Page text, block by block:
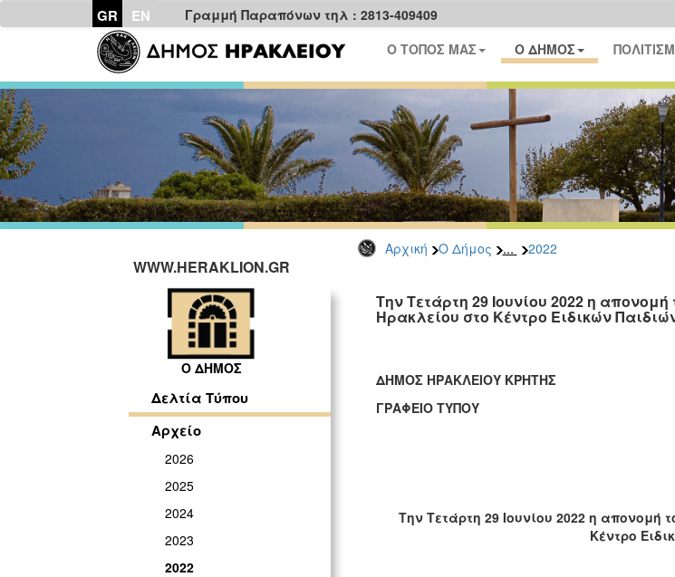
GR EN Γραμμή Παραπόνων τηλ : 2813-409409
Ο ΤΟΠΟΣ ΜΑΣ Ο ΔΗΜΟΣ
Αρχική Ο Δήμος ... 2022
WWW.HERAKLION.GR
Ο ΔΗΜΟΣ
Δελτία Τύπου
Αρχείο
2026
2025
2024
2023
2022
Την Τετάρτη 29 Ιουνίου 2022 η
Ηρακλείου στο Κέντρο Ειδικών
ΔΗΜΟΣ ΗΡΑΚΛΕΙΟΥ ΚΡΗΤΗΣ
ΓΡΑΦΕΙΟ ΤΥΠΟΥ
Την Τετάρτη 29 Ιουνίου 2022 η απονομή
Κέντρο